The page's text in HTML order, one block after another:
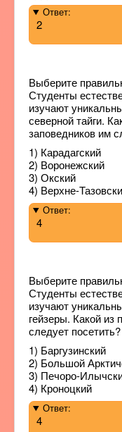
Ответ:
2
Выберите
Студенты
изучают
северной тайги.
заповедников им
1) Карадагский
2) Воронежский
3) Окский
4) Верхне-
Ответ:
4
Выберите
Студенты
изучают
гейзеры. Какой из
следует посетить?
1) Баргузинский
2) Большой
3) Печоро-
4) Кроноцкий
Ответ:
4